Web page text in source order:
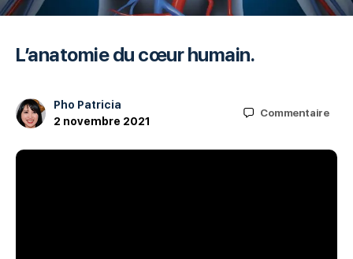
L’anatomie du cœur humain.
Pho Patricia
2 novembre 2021
Commentaire